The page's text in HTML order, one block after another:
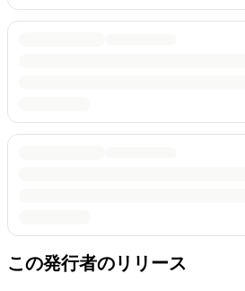
この発行者のリリース